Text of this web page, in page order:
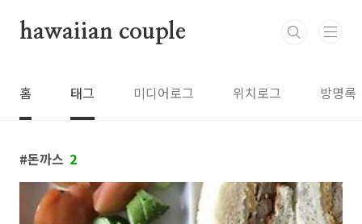
hawaiian couple
홈 태그 미디어로그 위치로그 방명록
돈까스 2